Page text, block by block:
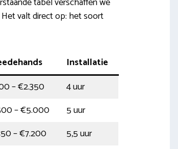
valt direct op: het soort
Installatie
– €2.350
4 uur
– €5.000
5 uur
– €7.200
5,5 uur